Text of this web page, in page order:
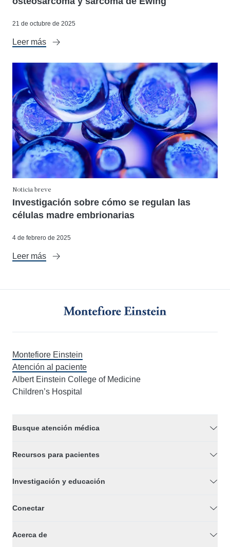
21 de octubre de 2025
Leer más
Noticia breve
Investigación sobre cómo se regulan las
células madre embrionarias
4 de febrero de 2025
Leer más
Montefiore Einstein
Atención al paciente
Albert Einstein College of Medicine
Children’s Hospital
Busque atención médica
Recursos para pacientes
Investigación y educación
Conectar
Acerca de